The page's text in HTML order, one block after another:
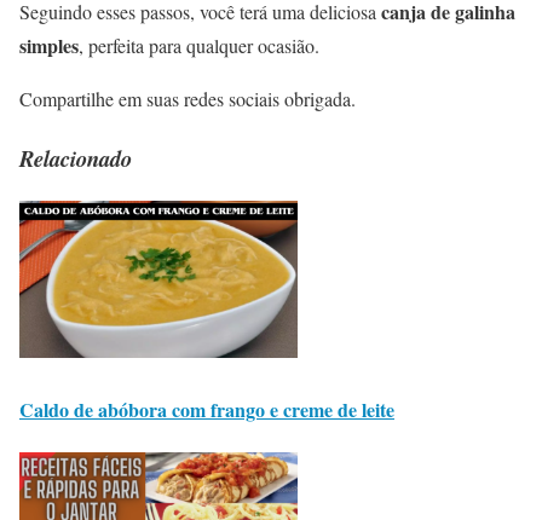
Seguindo esses passos, você terá uma deliciosacanja de galinha
simples, perfeita para qualquer ocasião.
Compartilhe em suas redes sociais obrigada.
Relacionado
Caldo de abóbora com frango e creme de leite